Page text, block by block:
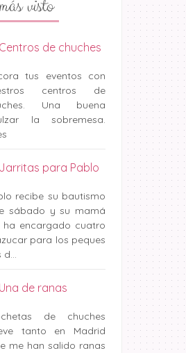
Comienzan las
visto
Centros de chuches
tus eventos con
centros de
Una buena
la sobremesa.
Jarritas para Pablo
recibe su bautismo
sábado y su mamá
ha encargado cuatro
para los peques
Una de ranas
de chuches
tanto en Madrid
me han salido ranas